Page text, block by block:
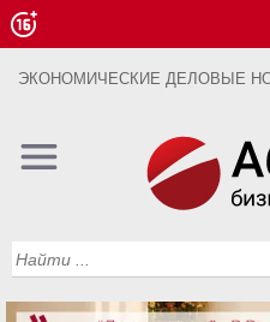
ЭКОНОМИЧЕСКИЕ ДЕЛОВЫЕ